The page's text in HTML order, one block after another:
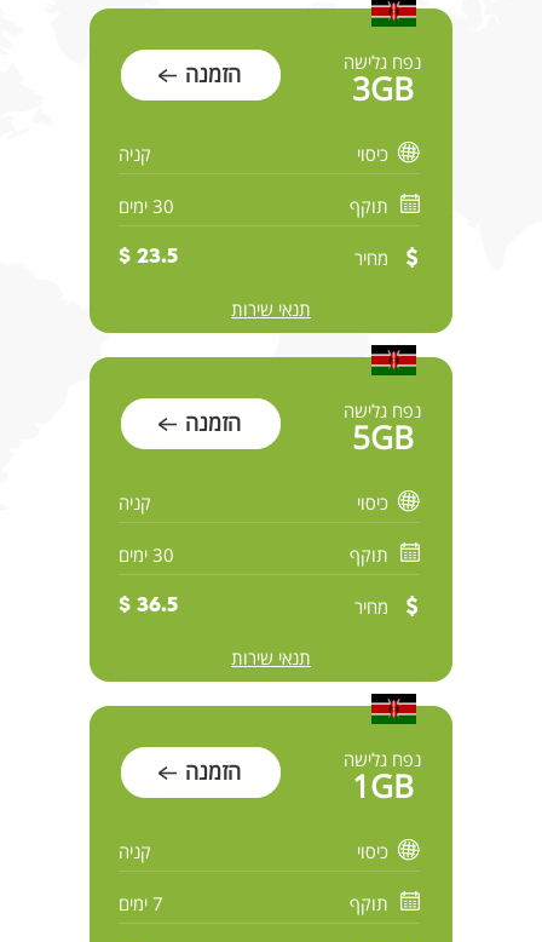
נפח גלישה
3GB הזמנה
כיסוי קניה
תוקף 30 ימים
מחיר 23.5 $
תנאי שירות
נפח גלישה
5GB הזמנה
כיסוי קניה
תוקף 30 ימים
מחיר 36.5 $
תנאי שירות
נפח גלישה
1GB הזמנה
כיסוי קניה
תוקף 7 ימים